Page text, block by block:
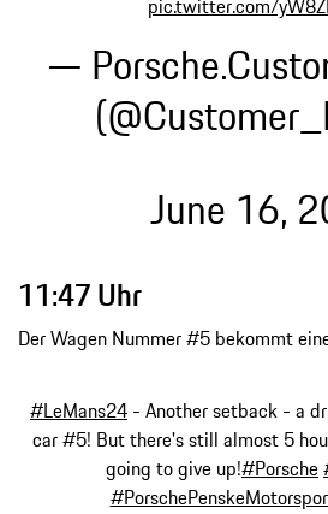
—
June 16,
11:47 Uhr
Der Wagen Nummer #5 bekommt
#LeMans24 - Another setback - a
car #5! But there's still almost 5
going to give up!#Porsche